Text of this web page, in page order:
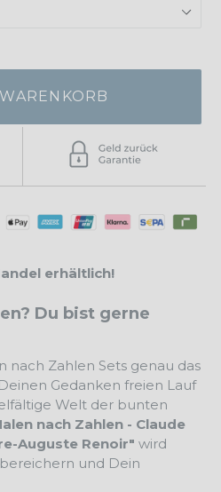
erhältlich!
Du bist gerne
nach Zahlen Sets genau das
Gedanken freien Lauf
Welt der bunten
nach Zahlen - Claude
Auguste Renoir" wird
und Dein